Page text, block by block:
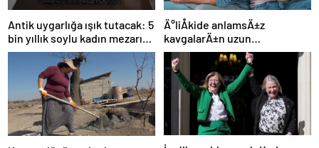
Antik uygarlığa ışık tutacak: 5
bin yıllık soylu kadın mezarı
bulundu!
Ä°liÅkide anlamsÄ±z
kavgalarÄ±n uzun
sÃ¼rmesini engellemenin 5
yolu